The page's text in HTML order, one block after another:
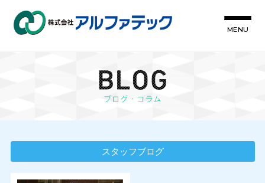
MENU
スタッフブログ